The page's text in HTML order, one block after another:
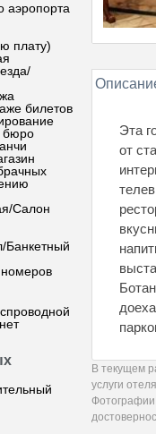
аэропорта
плату)
билетов
бюро
Салон
Банкетный
Эта
от
В текущем
услуги
Фотографии